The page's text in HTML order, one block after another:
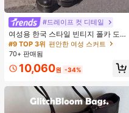
#드레이프 컷 디테일
여성용 한국 스타일 빈티지 폴카 도트
A라인 미니 스커트, 여름 디자인 감각
- 영감받은 캐주얼 다용도 스커트 휴
가 화이트
#9 TOP 3위 편안한 여성 스커트
거의 매진!
#9 TOP 3위 편안한 여성 스커트
거의 매진!
#9 TOP 3위 편안한 여성 스커트
거의 매진!
거의 매진!
70+ 판매됨
10,060원 -34%